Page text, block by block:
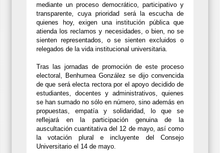
mediante un proceso democrático, participativo y
transparente, cuya prioridad será la escucha de
quienes hoy, exigen una institución pública que
atienda los reclamos y necesidades, o bien, no se
sienten representados, o se sienten excluidos o
relegados de la vida institucional universitaria.
Tras las jornadas de promoción de este proceso
electoral, Benhumea González se dijo convencida
de que será electa rectora por el apoyo decidido de
estudiantes, docentes y administrativos, quienes
se han sumado no sólo en número, sino además en
propuestas, empatía y solidaridad, lo que se
reflejará en la participación genuina de la
auscultación cuantitativa del 12 de mayo, así como
la votación plural e incluyente del Consejo
Universitario el 14 de mayo.